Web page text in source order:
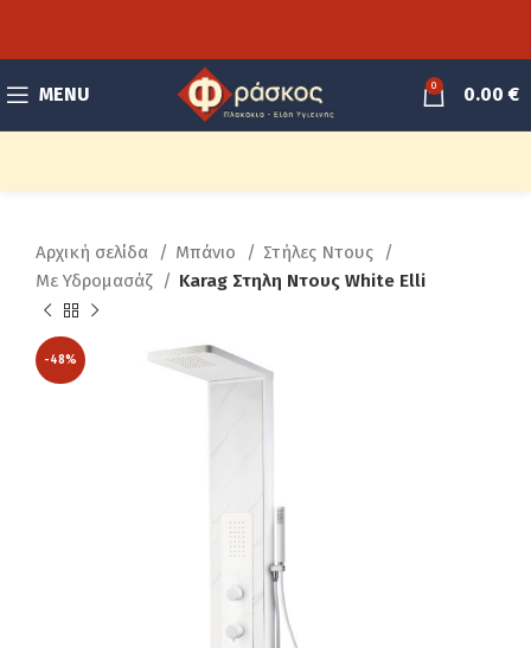
MENU 0 0.00€
Αρχική σελίδα Μπάνιο
Στήλες Ντους
Με Υδρομασάζ
Karag Στηλη Ντους White Elli
-48%